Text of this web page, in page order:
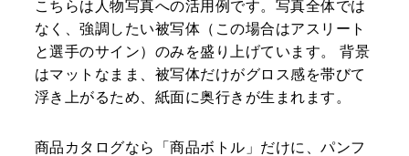
こちらは人物写真への活用例です。写真全体では
なく、強調したい被写体（この場合はアスリート
と選手のサイン）のみを盛り上げています。 背景
はマットなまま、被写体だけがグロス感を帯びて
浮き上がるため、紙面に奥行きが生まれます。
商品カタログなら「商品ボトル」だけに、パンフ